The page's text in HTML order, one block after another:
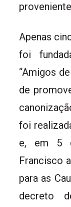
Apenas
foi
“Amigos
de
foi
e, em 5
Francisco
para as
decreto